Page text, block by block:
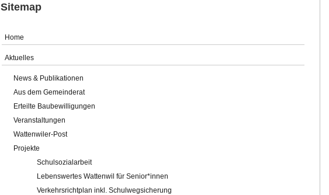
Sitemap
Home
Aktuelles
News & Publikationen
Aus dem Gemeinderat
Erteilte Baubewilligungen
Veranstaltungen
Wattenwiler-Post
Projekte
Schulsozialarbeit
Lebenswertes Wattenwil für Senior*innen
Verkehrsrichtplan inkl. Schulwegsicherung